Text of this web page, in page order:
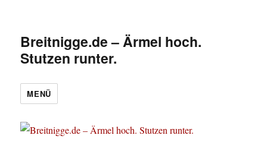
Breitnigge.de – Ärmel hoch.
Stutzen runter.
MENÜ